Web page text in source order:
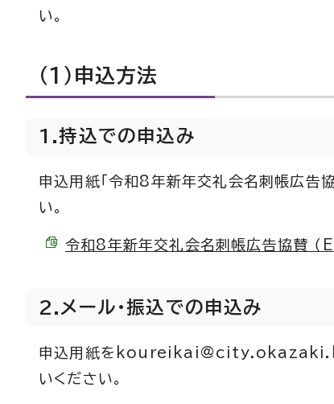
い。
（1）申込方法
1.持込での申込み
申込用紙「令和8年新年交礼会名刺帳広告
い。
令和8年新年交礼会名刺帳広告協賛
2.メール・振込での申込み
申込用紙をkoureikai@city.okazaki.lg.jp
いください。